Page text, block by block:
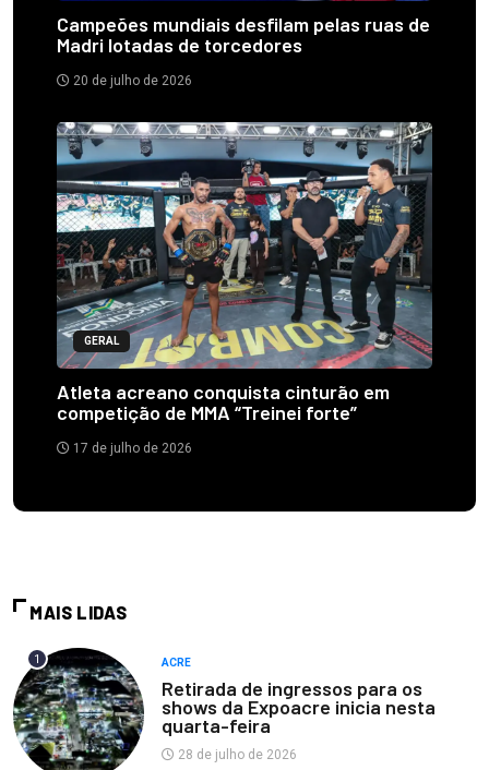
Campeões mundiais desfilam pelas ruas de
Madri lotadas de torcedores
20 de julho de 2026
GERAL
Atleta acreano conquista cinturão em
competição de MMA “Treinei forte”
17 de julho de 2026
MAIS LIDAS
1 ACRE
Retirada de ingressos para os
shows da Expoacre inicia nesta
quarta-feira
28 de julho de 2026